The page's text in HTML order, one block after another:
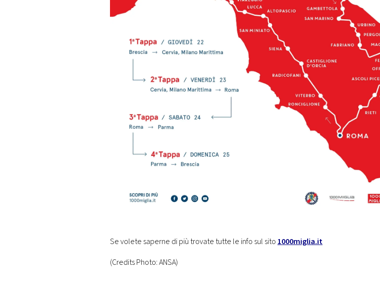
Se volete saperne di più trovate tutte le info sul sito 1000miglia.it
(Credits Photo: ANSA)